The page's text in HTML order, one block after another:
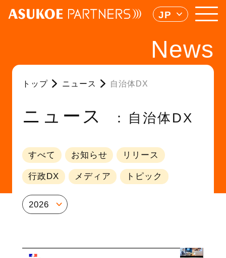
JP
News
トップ ニュース 自治体DX
ニュース 自治体DX
すべて お知らせ リリース
行政DX メディア トピック
2026